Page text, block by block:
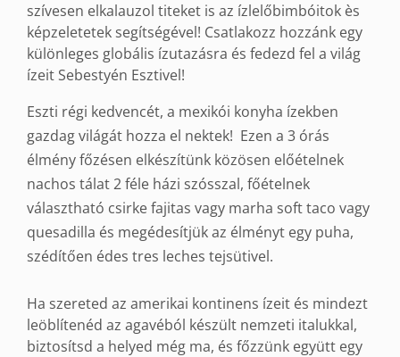
szívesen elkalauzol titeket is az ízlelőbimbóitok ès
képzeletetek segítségével! Csatlakozz hozzánk egy
különleges globális ízutazásra és fedezd fel a világ
ízeit Sebestyén Esztivel!
Eszti régi kedvencét, a mexikói konyha ízekben
gazdag világát hozza el nektek! Ezen a 3 órás
élmény főzésen elkészítünk közösen előételnek
nachos tálat 2 féle házi szósszal, főételnek
választható csirke fajitas vagy marha soft taco vagy
quesadilla és megédesítjük az élményt egy puha,
szédítően édes tres leches tejsütivel.
Ha szereted az amerikai kontinens ízeit és mindezt
leöblítenéd az agavéból készült nemzeti italukkal,
biztosítsd a helyed még ma, és főzzünk együtt egy